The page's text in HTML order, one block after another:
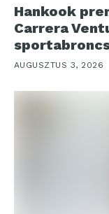
Hankook
Carrera
AUGUSZTUS 3, 2026